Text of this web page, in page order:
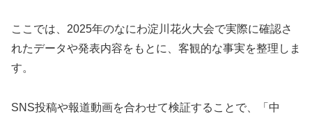
ここでは、2025年のなにわ淀川花火大会で実際に確認さ
れたデータや発表内容をもとに、客観的な事実を整理しま
す。
SNS投稿や報道動画を合わせて検証することで、「中